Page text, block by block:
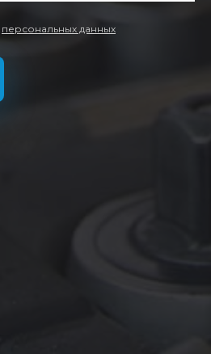
персональных данных